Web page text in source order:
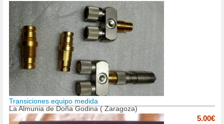
Transiciones equipo medida
La Almunia de Doña Godina ( Zaragoza)
5.00€